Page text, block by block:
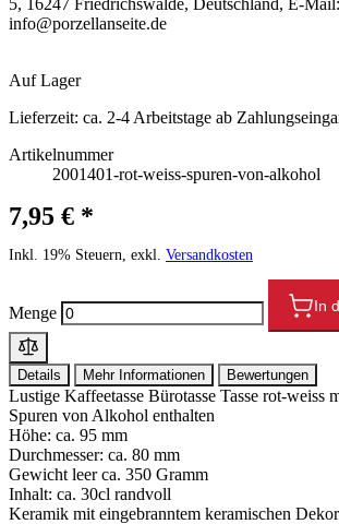
info@porzellanseite.de
Auf Lager
Lieferzeit: ca. 2-4 Arbeitstage ab
Artikelnummer
2001401-rot-weiss-spuren-von-alkohol
7,95 € *
Inkl. 19% Steuern, exkl. Versandkosten
Menge In
Details Mehr Informationen Bewertungen
Lustige Kaffeetasse Bürotasse Tasse rot-weiss
Spuren von Alkohol enthalten
Höhe: ca. 95 mm
Durchmesser: ca. 80 mm
Gewicht leer ca. 350 Gramm
Inhalt: ca. 30cl randvoll
Keramik mit eingebranntem keramischen Dekor